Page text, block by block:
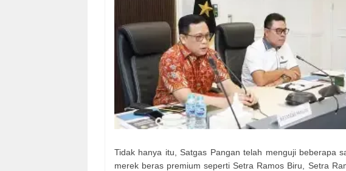
Tidak hanya itu, Satgas Pangan telah menguji beberapa
merek beras premium seperti Setra Ramos Biru, Setra